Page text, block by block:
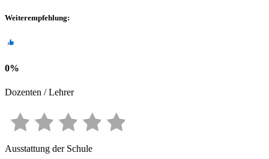
Weiterempfehlung:
0%
Dozenten / Lehrer
Ausstattung der Schule